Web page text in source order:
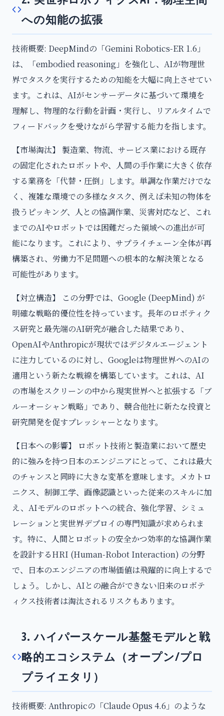
への知能の拡張
技術概要: DeepMindの「Gemini Robotics-ER 1.6」
は、「embodied reasoning」を強化し、AIが物理世
界でタスクを実行するための知能を大幅に向上させてい
ます。これは、AIがセンサーデータに基づいて環境を
理解し、物理的な行動を計画・実行し、リアルタイムで
フィードバックを受けながら学習する能力を指します。
【市場淘汰】 製造業、物流、サービス業における既存
の固定化されたロボットや、人間の手作業に大きく依存
する業務を「代替・圧倒」します。単調な作業だけでな
く、複雑な環境での多様なタスク、例えば未知の物体を
扱うピッキング、人との協調作業、災害対応など、これ
までのAIやロボットでは困難だった領域への進出が可
能になります。これにより、サプライチェーン全体が再
構築され、労働力不足問題への根本的な解決策となる
可能性があります。
【対立構造】 この分野では、Google (DeepMind) が
明確な戦略的優位性を持っています。長年のロボティク
ス研究と最先端のAI研究が融合した結果であり、
OpenAIやAnthropicが現状ではデジタルエージェント
に注力しているのに対し、Googleは物理世界へのAIの
適用という新たな戦線を構築しています。これは、AI
の市場をスクリーンの中から現実世界へと拡張する「ブ
ルーオーシャン戦略」であり、競合他社に新たな投資と
研究開発を促すプレッシャーとなります。
【日本への影響】 ロボット技術と製造業において歴史
的に強みを持つ日本のエンジニアにとって、これは最大
のチャンスと同時に大きな変革を意味します。メカトロ
ニクス、制御工学、画像認識といった従来のスキルに加
え、AIモデルのロボットへの統合、強化学習、シミュ
レーションと実世界デプロイの専門知識が求められま
す。特に、人間とロボットの安全かつ効率的な協調作業
を設計するHRI (Human-Robot Interaction) の分野
で、日本のエンジニアの市場価値は飛躍的に向上するで
しょう。しかし、AIとの融合ができない旧来のロボテ
ィクス技術者は淘汰されるリスクもあります。
3. ハイパースケール基盤モデルと戦
略的エコシステム（オープン/プロ
プライエタリ）
技術概要: Anthropicの「Claude Opus 4.6」のような